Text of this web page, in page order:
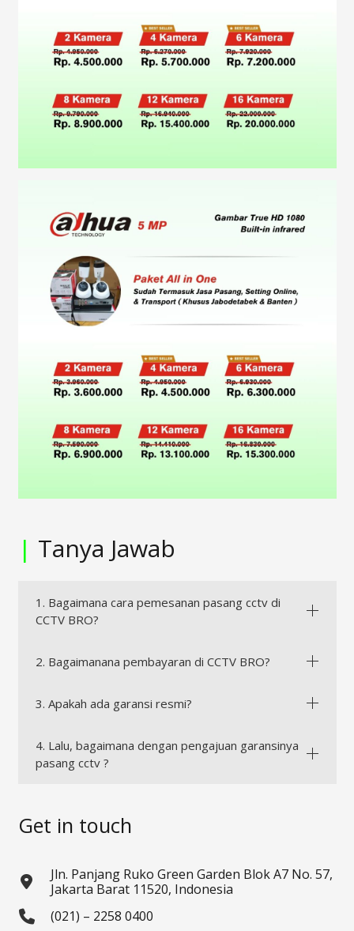
| Tanya Jawab
1. Bagaimana cara pemesanan pasang cctv di
CCTV BRO?
2. Bagaimanana pembayaran di CCTV BRO?
3. Apakah ada garansi resmi?
4. Lalu, bagaimana dengan pengajuan garansinya
pasang cctv ?
Get in touch
Jln. Panjang Ruko Green Garden Blok A7 No. 57,
Jakarta Barat 11520, Indonesia
(021) – 2258 0400